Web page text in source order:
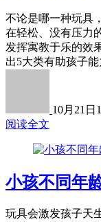
不论是哪一种玩具
在轻松、没有压力
发挥寓教于乐的效
出5大类有助孩子
10月21日
阅读全文
小孩不同年
玩具会激发孩子天